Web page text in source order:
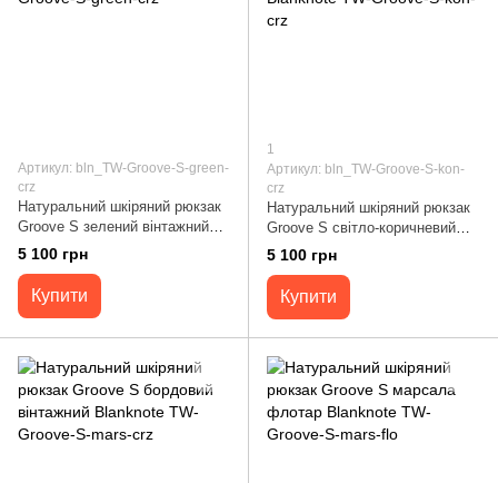
Артикул: bln_TW-Groove-S-green-
crz
Натуральний шкіряний рюкзак
Groove S зелений вінтажний
Blanknote TW-Groove-S-green-
5 100 грн
Купити
1
Артикул: bln_TW-Groove-S-kon-
crz
Натуральний шкіряний рюкзак
Groove S світло-коричневий
вінтажний Blanknote TW-
Groove-S-kon-crz
5 100 грн
Купити